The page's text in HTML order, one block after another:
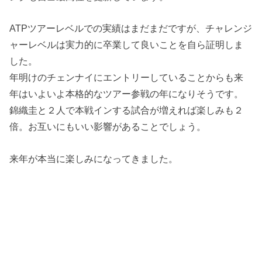
ATPツアーレベルでの実績はまだまだですが、チャレンジ
ャーレベルは実力的に卒業して良いことを自ら証明しま
した。
年明けのチェンナイにエントリーしていることからも来
年はいよいよ本格的なツアー参戦の年になりそうです。
錦織圭と２人で本戦インする試合が増えれば楽しみも２
倍。お互いにもいい影響があることでしょう。
来年が本当に楽しみになってきました。